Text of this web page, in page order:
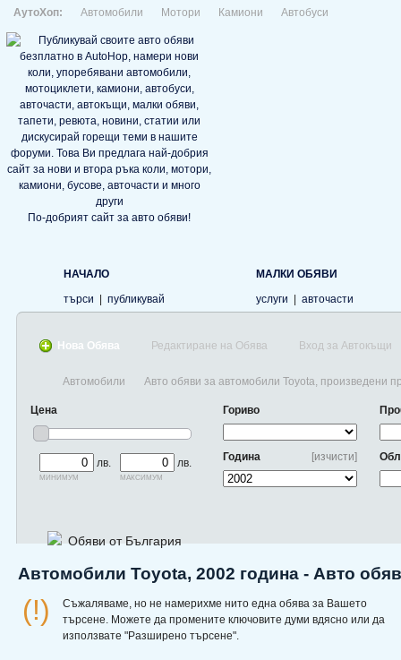
АутоХоп: Автомобили Мотори Камиони Автобуси
По-добрият сайт за авто обяви!
НАЧАЛО
търси
публикувай
МАЛКИ ОБЯВИ
услуги
авточасти
Нова Обява Редактиране на Обява Вход за Автокъщи
Автомобили Авто обяви за автомобили Toyota, произведени
Цена
лв.
минимум
лв.
максимум
Гориво
[изчисти]
Година
Обяви от България
Автомобили Toyota, 2002 година - Авто
(!)
Съжаляваме, но не намерихме нито една обява за Вашето
търсене. Можете да промените ключовите думи вдясно или да
използвате "Разширено търсене".